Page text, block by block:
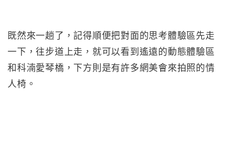
既然來一趟了，記得順便把對面的思考體驗區先走
一下，往步道上走，就可以看到遙遠的動態體驗區
和科湳愛琴橋，下方則是有許多網美會來拍照的情
人椅。